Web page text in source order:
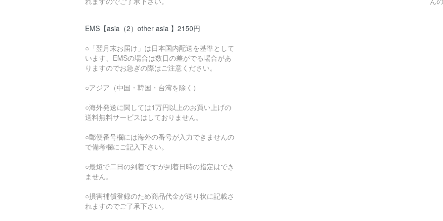
EMS【asia（2）other asia 】2150円
○「翌月末お届け」は日本国内配送を基準として
います、EMSの場合は数日の差がでる場合があ
りますのでお急ぎの際はご注意ください。
○アジア（中国・韓国・台湾を除く）
○海外発送に関しては1万円以上のお買い上げの
送料無料サービスはしておりません。
○郵便番号欄には海外の番号が入力できませんの
で備考欄にご記入下さい。
○最短で二日の到着ですが到着日時の指定はでき
ません。
○損害補償登録のため商品代金が送り状に記載さ
れますのでご了承下さい。